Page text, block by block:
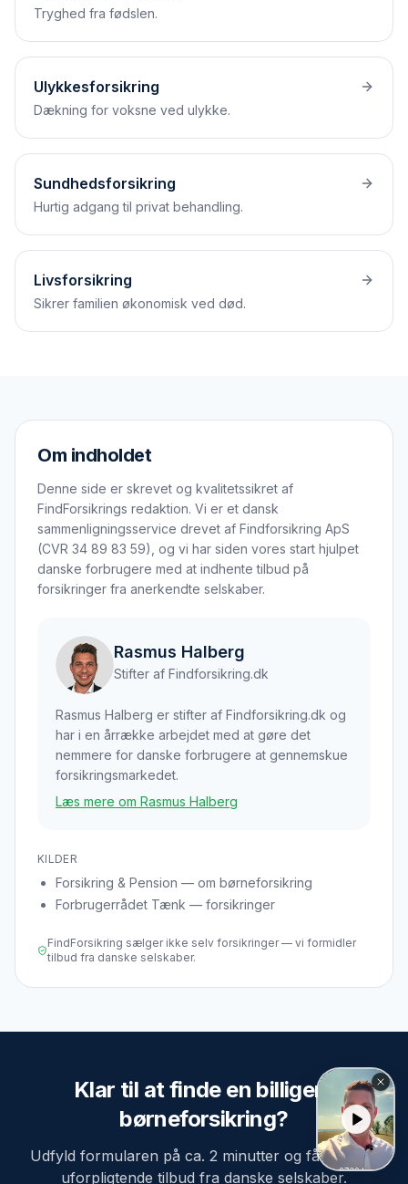
Tryghed fra fødslen.
Ulykkesforsikring
Dækning for voksne ved ulykke.
Sundhedsforsikring
Hurtig adgang til privat behandling.
Livsforsikring
Sikrer familien økonomisk ved død.
Om indholdet
Denne side er skrevet og kvalitetssikret af
FindForsikrings redaktion. Vi er et dansk
sammenligningsservice drevet af Findforsikring ApS
(CVR 34 89 83 59), og vi har siden vores start hjulpet
danske forbrugere med at indhente tilbud på
forsikringer fra anerkendte selskaber.
Rasmus Halberg
Stifter af Findforsikring.dk
Rasmus Halberg er stifter af Findforsikring.dk og
har i en årrække arbejdet med at gøre det
nemmere for danske forbrugere at gennemskue
forsikringsmarkedet.
Læs mere om Rasmus Halberg
KILDER
Forsikring & Pension — om børneforsikring
Forbrugerrådet Tænk — forsikringer
FindForsikring sælger ikke selv forsikringer — vi formidler
tilbud fra danske selskaber.
Klar til at finde en billigere
børneforsikring?
Udfyld formularen på ca. 2 minutter og få 3 gratis,
uforpligtende tilbud fra danske selskaber.